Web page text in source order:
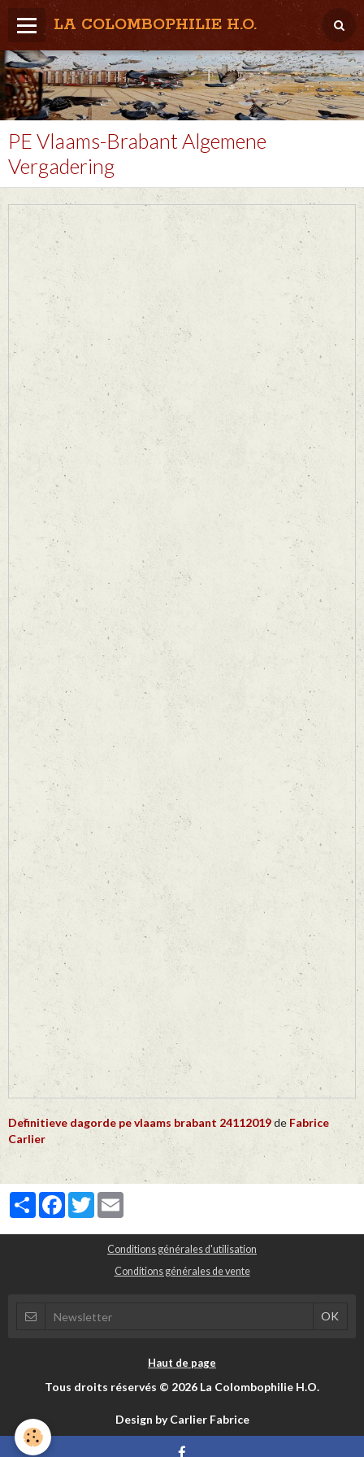
LA COLOMBOPHILIE H.O.
Home
Météo / Het weer
Lâcher / Los
Result. clubs, Provincial, (Inter)National
RFCB / KBDB
PE Vlaams-Brabant Algemene
Vergadering
Definitieve dagorde pe vlaams brabant 24112019de Fabrice
Carlier
PartagerFacebook
Twitter
Conditions générales d'utilisation
Conditions générales de vente
Haut de page
Tous droits réservés © 2026 La Colombophilie H.O.
Design by Carlier Fabrice